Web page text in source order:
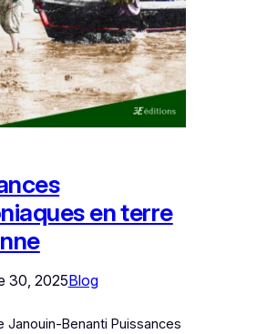
en terre
30, 2025Blog
Janouin-Benanti Puissances